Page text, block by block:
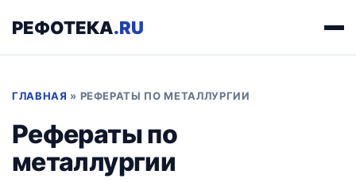
РЕФОТЕКА.RU
ГЛАВНАЯ » РЕФЕРАТЫ ПО МЕТАЛЛУРГИИ
Рефераты по
металлургии